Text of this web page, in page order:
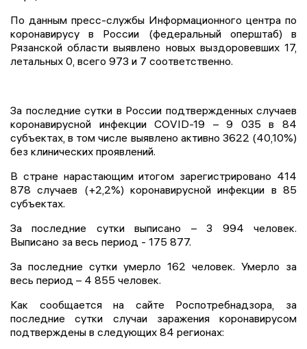
По данным пресс-службы Информационного центра по
коронавирусу в России (федеральный оперштаб) в
Рязанской области выявлено новых выздоровевших 17,
летальных 0, всего 973 и 7 соответственно.
За последние сутки в России подтвержденных случаев
коронавирусной инфекции COVID-19 – 9 035 в 84
субъектах, в том числе выявлено активно 3622 (40,10%)
без клинических проявлений.
В стране нарастающим итогом зарегистрировано 414
878 случаев (+2,2%) коронавирусной инфекции в 85
субъектах.
За последние сутки выписано – 3 994 человек.
Выписано за весь период - 175 877.
За последние сутки умерло 162 человек. Умерло за
весь период – 4 855 человек.
Как сообщается на сайте Роспотребнадзора, за
последние сутки случаи заражения коронавирусом
подтверждены в следующих 84 регионах: